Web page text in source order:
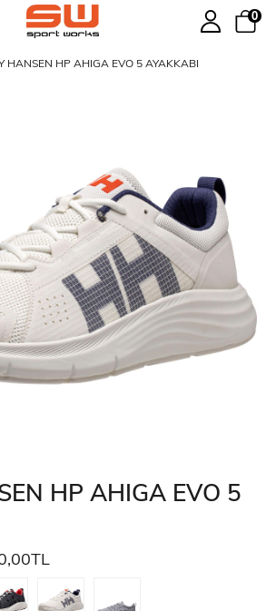
0
HANSEN HP AHIGA EVO 5 AYAKKABI
HP AHIGA EVO 5